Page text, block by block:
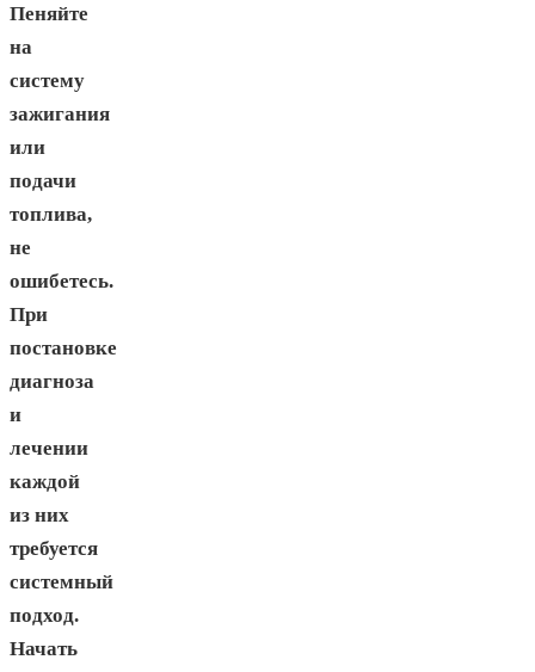
Пеняйте
на
систему
зажигания
или
подачи
топлива,
не
ошибетесь.
При
постановке
диагноза
и
лечении
каждой
из них
требуется
системный
подход.
Начать